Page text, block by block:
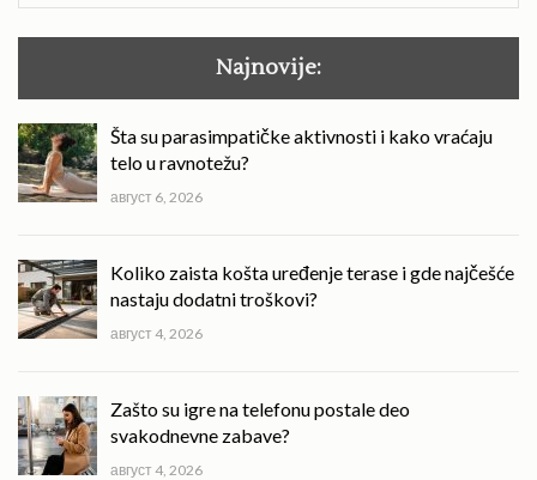
Najnovije:
Šta su parasimpatičke aktivnosti i kako vraćaju
telo u ravnotežu?
август 6, 2026
Koliko zaista košta uređenje terase i gde najčešće
nastaju dodatni troškovi?
август 4, 2026
Zašto su igre na telefonu postale deo
svakodnevne zabave?
август 4, 2026